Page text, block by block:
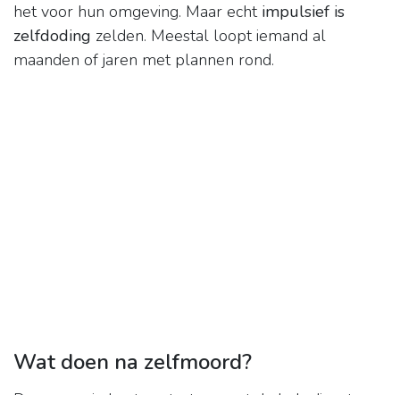
het voor hun omgeving. Maar echt impulsief is
zelfdoding zelden. Meestal loopt iemand al
maanden of jaren met plannen rond.
Wat doen na zelfmoord?